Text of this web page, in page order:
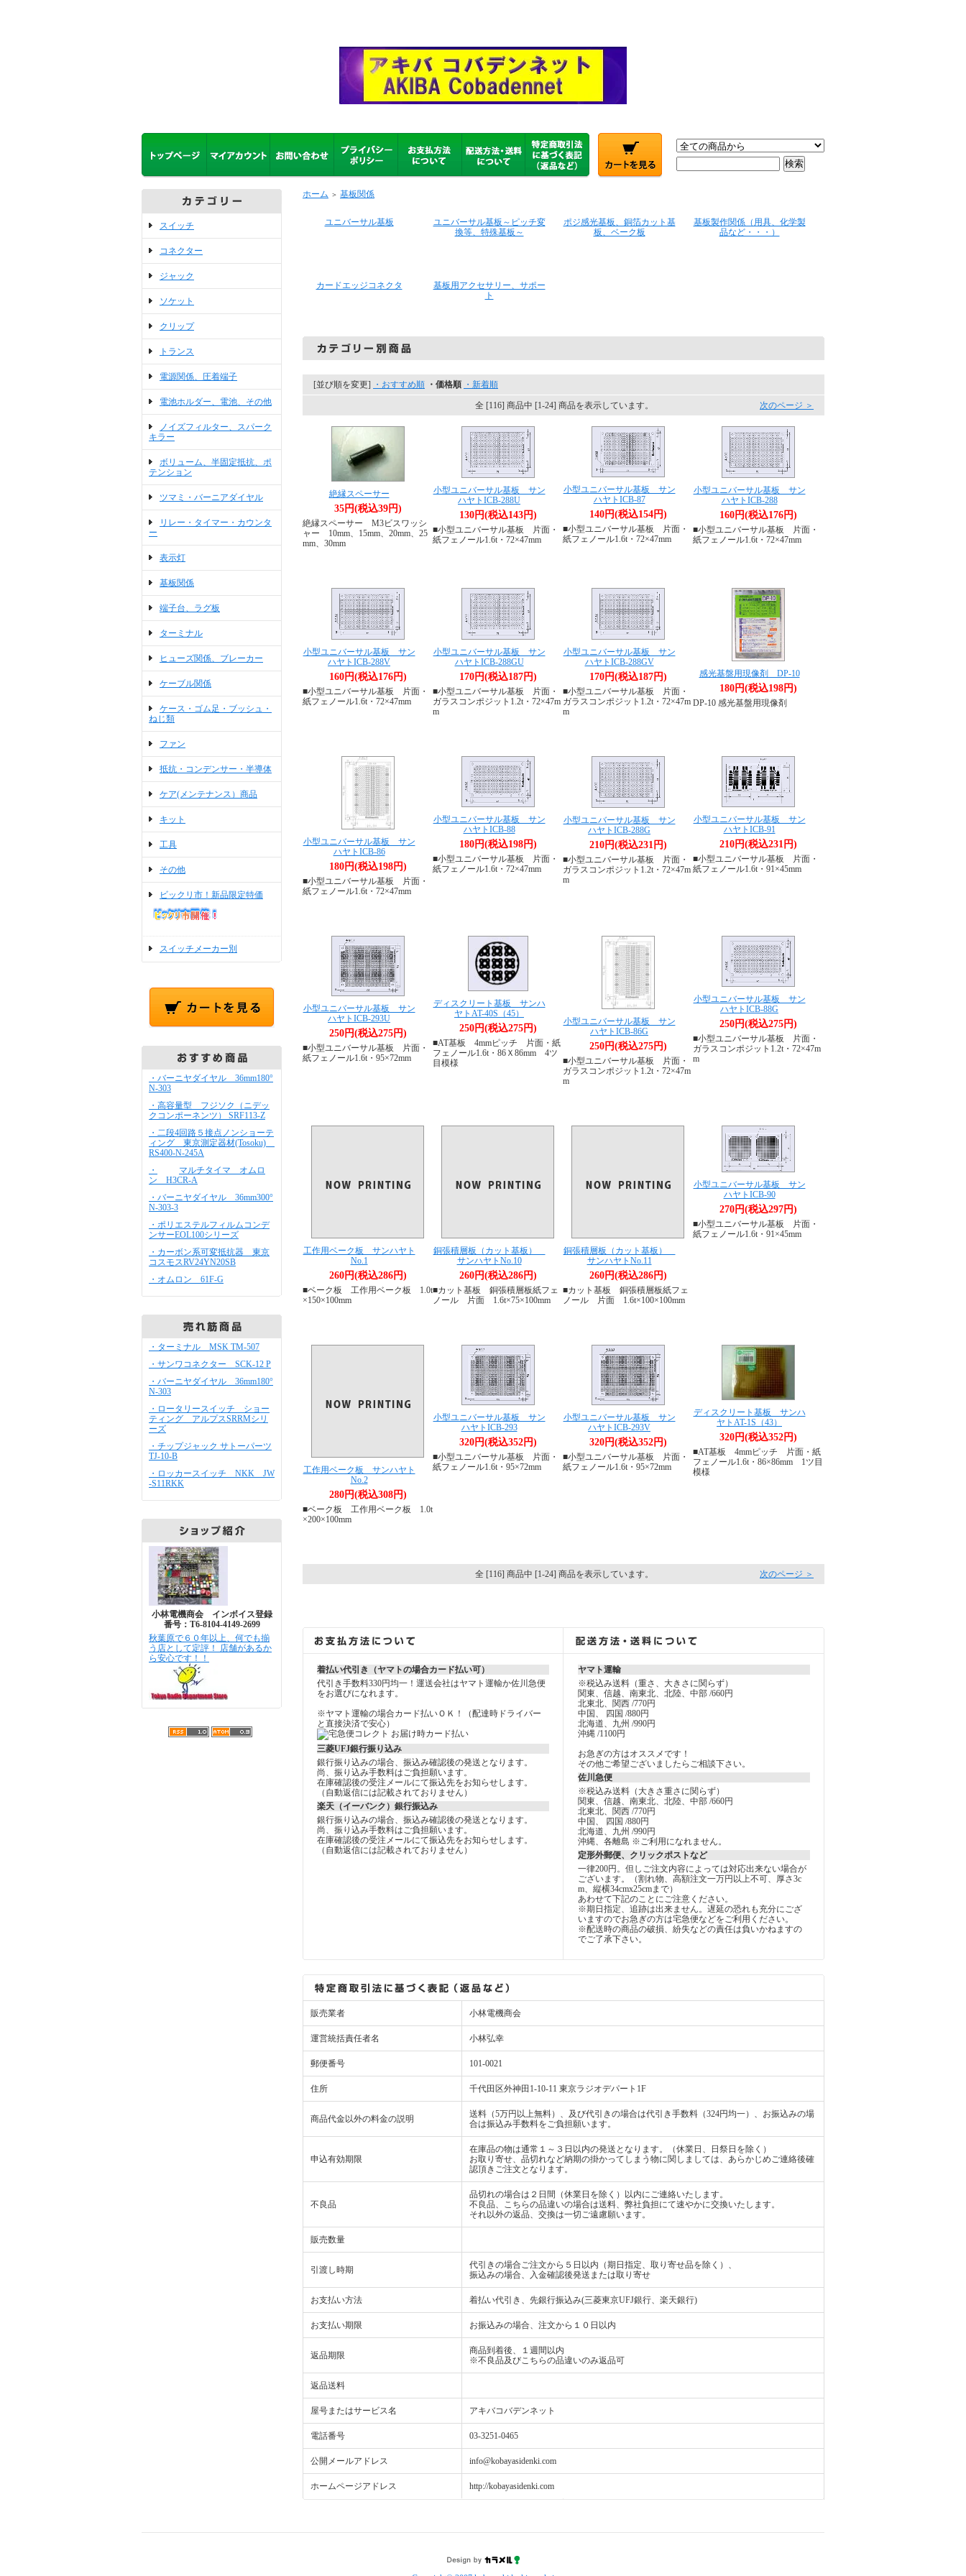
スイッチ
コネクター
ジャック
ソケット
クリップ
トランス
電源関係、圧着端子
電池ホルダー、電池、その他
ノイズフィルター、スパーク
キラー
ボリューム、半固定抵抗、ポ
テンション
ツマミ・バーニアダイヤル
リレー・タイマー・カウンタ
ー
表示灯
基板関係
端子台、ラグ板
ターミナル
ヒューズ関係、ブレーカー
ケーブル関係
ケース・ゴム足・ブッシュ・
ねじ類
ファン
抵抗・コンデンサー・半導体
ケア(メンテナンス）商品
キット
工具
その他
ビックリ市！新品限定特価
スイッチメーカー別
・バーニヤダイヤル 36mm180°
N-303
・高容量型 フジソク（ニデッ
クコンポーネンツ） SRF113-Z
・二段4回路５接点ノンショーテ
ィング 東京測定器材(Tosoku)
RS400-N-245A
・
マルチタイマ オムロ
ン H3CR-A
・バーニヤダイヤル 36mm300°
N-303-3
・ポリエステルフィルムコンデ
ンサーEOL100シリーズ
・カーボン系可変抵抗器 東京
コスモスRV24YN20SB
・オムロン 61F-G
・ターミナル MSK TM-507
・サンワコネクター SCK-12 P
・バーニヤダイヤル 36mm180°
N-303
・ロータリースイッチ ショー
ティング アルプスSRRMシリ
ーズ
・チップジャック サトーパーツ
TJ-10-B
・ロッカースイッチ NKK JW
-S11RKK
小林電機商会 インボイス登録
番号：T6-8104-4149-2699
秋葉原で６０年以上、何でも揃
う店として定評！ 店舗があるか
ら安心です！！
ホーム ＞ 基板関係
ユニバーサル基板
ユニバーサル基板～ピッチ変
換等、特殊基板～
ポジ感光基板、銅箔カット基
板、ベーク板
基板製作関係（用具、化学製
品など・・・）
カードエッジコネクタ
基板用アクセサリー、サポー
ト
[並び順を変更] ・おすすめ順 ・価格順 ・新着順
全 [116] 商品中 [1-24] 商品を表示しています。 次のページ ＞
絶縁スペーサー
35円(税込39円)
絶縁スペーサー M3ビスワッシ
ャー 10mm、15mm、20mm、25
mm、30mm
小型ユニバーサル基板 サン
ハヤトICB-288U
130円(税込143円)
■小型ユニバーサル基板 片面・
紙フェノール1.6t・72×47mm
小型ユニバーサル基板 サン
ハヤトICB-87
140円(税込154円)
■小型ユニバーサル基板 片面・
紙フェノール1.6t・72×47mm
小型ユニバーサル基板 サン
ハヤトICB-288
160円(税込176円)
■小型ユニバーサル基板 片面・
紙フェノール1.6t・72×47mm
小型ユニバーサル基板 サン
ハヤトICB-288V
160円(税込176円)
■小型ユニバーサル基板 片面・
紙フェノール1.6t・72×47mm
小型ユニバーサル基板 サン
ハヤトICB-288GU
170円(税込187円)
■小型ユニバーサル基板 片面・
ガラスコンポジット1.2t・72×47m
m
小型ユニバーサル基板 サン
ハヤトICB-288GV
170円(税込187円)
■小型ユニバーサル基板 片面・
ガラスコンポジット1.2t・72×47m
m
感光基盤用現像剤 DP-10
180円(税込198円)
DP-10 感光基盤用現像剤
小型ユニバーサル基板 サン
ハヤトICB-86
180円(税込198円)
■小型ユニバーサル基板 片面・
紙フェノール1.6t・72×47mm
小型ユニバーサル基板 サン
ハヤトICB-88
180円(税込198円)
■小型ユニバーサル基板 片面・
紙フェノール1.6t・72×47mm
小型ユニバーサル基板 サン
ハヤトICB-288G
210円(税込231円)
■小型ユニバーサル基板 片面・
ガラスコンポジット1.2t・72×47m
m
小型ユニバーサル基板 サン
ハヤトICB-91
210円(税込231円)
■小型ユニバーサル基板 片面・
紙フェノール1.6t・91×45mm
小型ユニバーサル基板 サン
ハヤトICB-293U
250円(税込275円)
■小型ユニバーサル基板 片面・
紙フェノール1.6t・95×72mm
ディスクリート基板 サンハ
ヤトAT-40S（45）
250円(税込275円)
■AT基板 4mmピッチ 片面・紙
フェノール1.6t・86Ｘ86mm 4ツ
目模様
小型ユニバーサル基板 サン
ハヤトICB-86G
250円(税込275円)
■小型ユニバーサル基板 片面・
ガラスコンポジット1.2t・72×47m
m
小型ユニバーサル基板 サン
ハヤトICB-88G
250円(税込275円)
■小型ユニバーサル基板 片面・
ガラスコンポジット1.2t・72×47m
m
工作用ベーク板 サンハヤト
No.1
260円(税込286円)
■ベーク板 工作用ベーク板 1.0t
×150×100mm
銅張積層板（カット基板）
サンハヤトNo.10
260円(税込286円)
■カット基板 銅張積層板紙フェ
ノール 片面 1.6t×75×100mm
銅張積層板（カット基板）
サンハヤトNo.11
260円(税込286円)
■カット基板 銅張積層板紙フェ
ノール 片面 1.6t×100×100mm
小型ユニバーサル基板 サン
ハヤトICB-90
270円(税込297円)
■小型ユニバーサル基板 片面・
紙フェノール1.6t・91×45mm
工作用ベーク板 サンハヤト
No.2
280円(税込308円)
■ベーク板 工作用ベーク板 1.0t
×200×100mm
小型ユニバーサル基板 サン
ハヤトICB-293
320円(税込352円)
■小型ユニバーサル基板 片面・
紙フェノール1.6t・95×72mm
小型ユニバーサル基板 サン
ハヤトICB-293V
320円(税込352円)
■小型ユニバーサル基板 片面・
紙フェノール1.6t・95×72mm
ディスクリート基板 サンハ
ヤトAT-1S（43）
320円(税込352円)
■AT基板 4mmピッチ 片面・紙
フェノール1.6t・86×86mm 1ツ目
模様
全 [116] 商品中 [1-24] 商品を表示しています。 次のページ ＞
着払い代引き（ヤマトの場合カード払い可）
代引き手数料330円均一！運送会社はヤマト運輸か佐川急便
をお選びになれます。
※ヤマト運輸の場合カード払いＯＫ！（配達時ドライバー
と直接決済で安心）
三菱UFJ銀行振り込み
銀行振り込みの場合、振込み確認後の発送となります。
尚、振り込み手数料はご負担願います。
在庫確認後の受注メールにて振込先をお知らせします。
（自動返信には記載されておりません）
楽天（イーバンク）銀行振込み
銀行振り込みの場合、振込み確認後の発送となります。
尚、振り込み手数料はご負担願います。
在庫確認後の受注メールにて振込先をお知らせします。
（自動返信には記載されておりません）
ヤマト運輸
※税込み送料（重さ、大きさに関らず）
関東、信越、南東北、北陸、中部 /660円
北東北、関西 /770円
中国、 四国 /880円
北海道、九州 /990円
沖縄 /1100円
お急ぎの方はオススメです！
その他ご希望ございましたらご相談下さい。
佐川急便
※税込み送料（大きさ重さに関らず）
関東、信越、南東北、北陸、中部 /660円
北東北、関西 /770円
中国、 四国 /880円
北海道、九州 /990円
沖縄、各離島 ※ご利用になれません。
定形外郵便、クリックポストなど
一律200円。但しご注文内容によっては対応出来ない場合が
ございます。（割れ物、高額注文一万円以上不可、厚さ3c
m、縦横34cmx25cmまで）
あわせて下記のことにご注意ください。
※期日指定、追跡は出来ません。遅延の恐れも充分にござ
いますのでお急ぎの方は宅急便などをご利用ください。
※配送時の商品の破損、紛失などの責任は負いかねますの
でご了承下さい。
販売業者 小林電機商会
運営統括責任者名 小林弘幸
郵便番号 101-0021
住所 千代田区外神田1-10-11 東京ラジオデパート1F
商品代金以外の料金の説明
送料（5万円以上無料）、及び代引きの場合は代引き手数料（324円均一）、お振込みの場
合は振込み手数料をご負担願います。
申込有効期限
在庫品の物は通常１～３日以内の発送となります。（休業日、日祭日を除く）
お取り寄せ、品切れなど納期の掛かってしまう物に関しましては、あらかじめご連絡後確
認頂きご注文となります。
不良品
品切れの場合は２日間（休業日を除く）以内にご連絡いたします。
不良品、こちらの品違いの場合は送料、弊社負担にて速やかに交換いたします。
それ以外の返品、交換は一切ご遠慮願います。
販売数量
引渡し時期
代引きの場合ご注文から５日以内（期日指定、取り寄せ品を除く）、
振込みの場合、入金確認後発送または取り寄せ
お支払い方法 着払い代引き、先銀行振込み(三菱東京UFJ銀行、楽天銀行)
お支払い期限 お振込みの場合、注文から１０日以内
返品期限
商品到着後、１週間以内
※不良品及びこちらの品違いのみ返品可
返品送料
屋号またはサービス名 アキバコバデンネット
電話番号 03-3251-0465
公開メールアドレス info@kobayasidenki.com
ホームページアドレス http://kobayasidenki.com